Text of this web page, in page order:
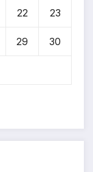
22 23
29 30